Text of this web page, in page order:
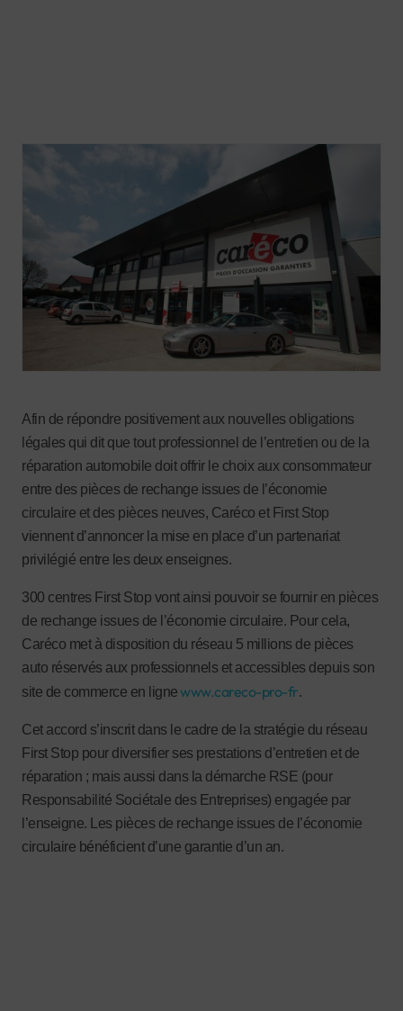
Afin de répondre positivement aux nouvelles obligations
légales qui dit que tout professionnel de l’entretien ou de la
réparation automobile doit offrir le choix aux consommateur
entre des pièces de rechange issues de l’économie
circulaire et des pièces neuves, Caréco et First Stop
viennent d’annoncer la mise en place d’un partenariat
privilégié entre les deux enseignes.
300 centres First Stop vont ainsi pouvoir se fournir en pièces
de rechange issues de l’économie circulaire. Pour cela,
Caréco met à disposition du réseau 5 millions de pièces
auto réservés aux professionnels et accessibles depuis son
site de commerce en lignewww.careco-pro-fr.
Cet accord s’inscrit dans le cadre de la stratégie du réseau
First Stop pour diversifier ses prestations d’entretien et de
réparation ; mais aussi dans la démarche RSE (pour
Responsabilité Sociétale des Entreprises) engagée par
l’enseigne. Les pièces de rechange issues de l’économie
circulaire bénéficient d’une garantie d’un an.